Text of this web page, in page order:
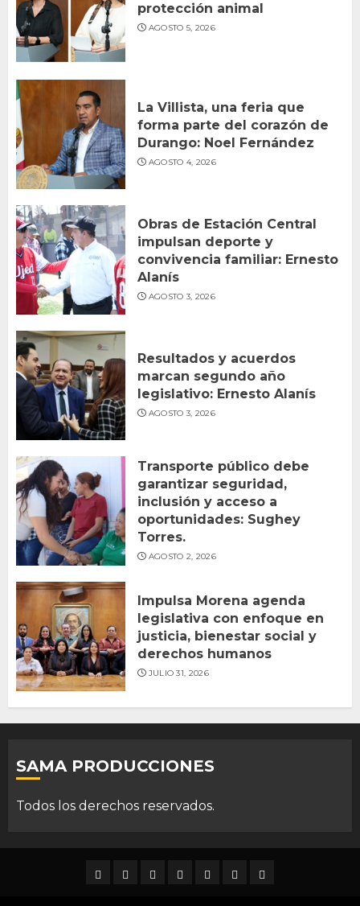
protección animal
AGOSTO 5, 2026
La Villista, una feria que
forma parte del corazón de
Durango: Noel Fernández
AGOSTO 4, 2026
Obras de Estación Central
impulsan deporte y
convivencia familiar: Ernesto
Alanís
AGOSTO 3, 2026
Resultados y acuerdos
marcan segundo año
legislativo: Ernesto Alanís
AGOSTO 3, 2026
Transporte público debe
garantizar seguridad,
inclusión y acceso a
oportunidades: Sughey
Torres.
AGOSTO 2, 2026
Impulsa Morena agenda
legislativa con enfoque en
justicia, bienestar social y
derechos humanos
JULIO 31, 2026
SAMA PRODUCCIONES
Todos los derechos reservados.
DURANGO
NACIONAL
INTERNACIONAL
DEPORTES
ENTRETENIMIENTO
CIENCIAOPINION